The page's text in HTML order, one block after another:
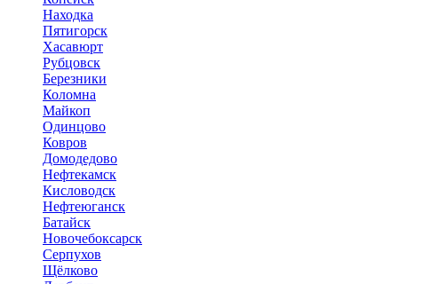
Находка
Пятигорск
Хасавюрт
Рубцовск
Березники
Коломна
Майкоп
Одинцово
Ковров
Домодедово
Нефтекамск
Кисловодск
Нефтеюганск
Батайск
Новочебоксарск
Серпухов
Щёлково